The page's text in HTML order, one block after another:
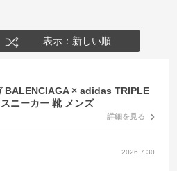
表示：新しい順
BALENCIAGA × adidas TRIPLE
ニーカー 靴 メンズ
詳細を見る
2026.7.30